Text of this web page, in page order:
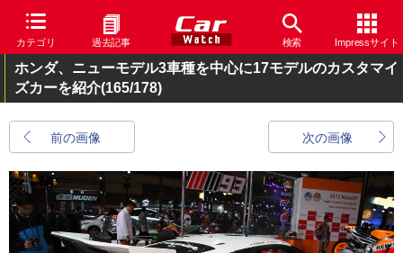
カテゴリ 過去記事 検索 Impressサイト
ホンダ、ニューモデル3車種を中心に17モデルのカスタマイ
ズカーを紹介(165/178)
前の画像 次の画像